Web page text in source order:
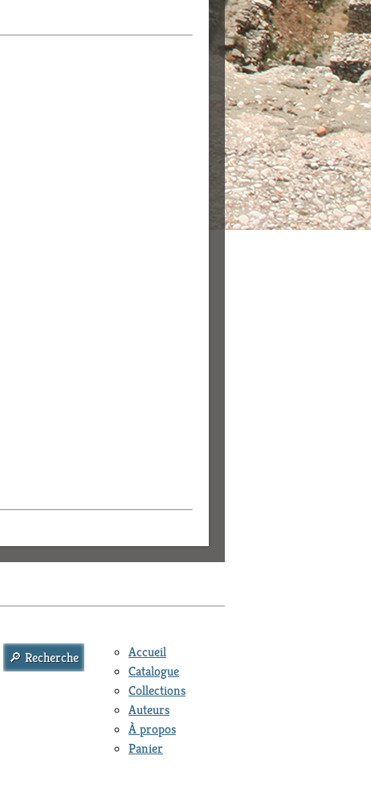
Accueil
Catalogue
Collections
Auteurs
À propos
Panier